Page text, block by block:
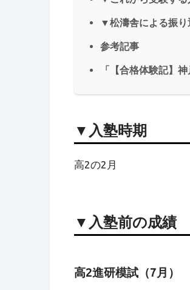
▼松濤舎による振り
参考記事
「【合格体験記】
▼入塾時期
高2の2月
▼入塾前の成績
高2進研模試（7月）